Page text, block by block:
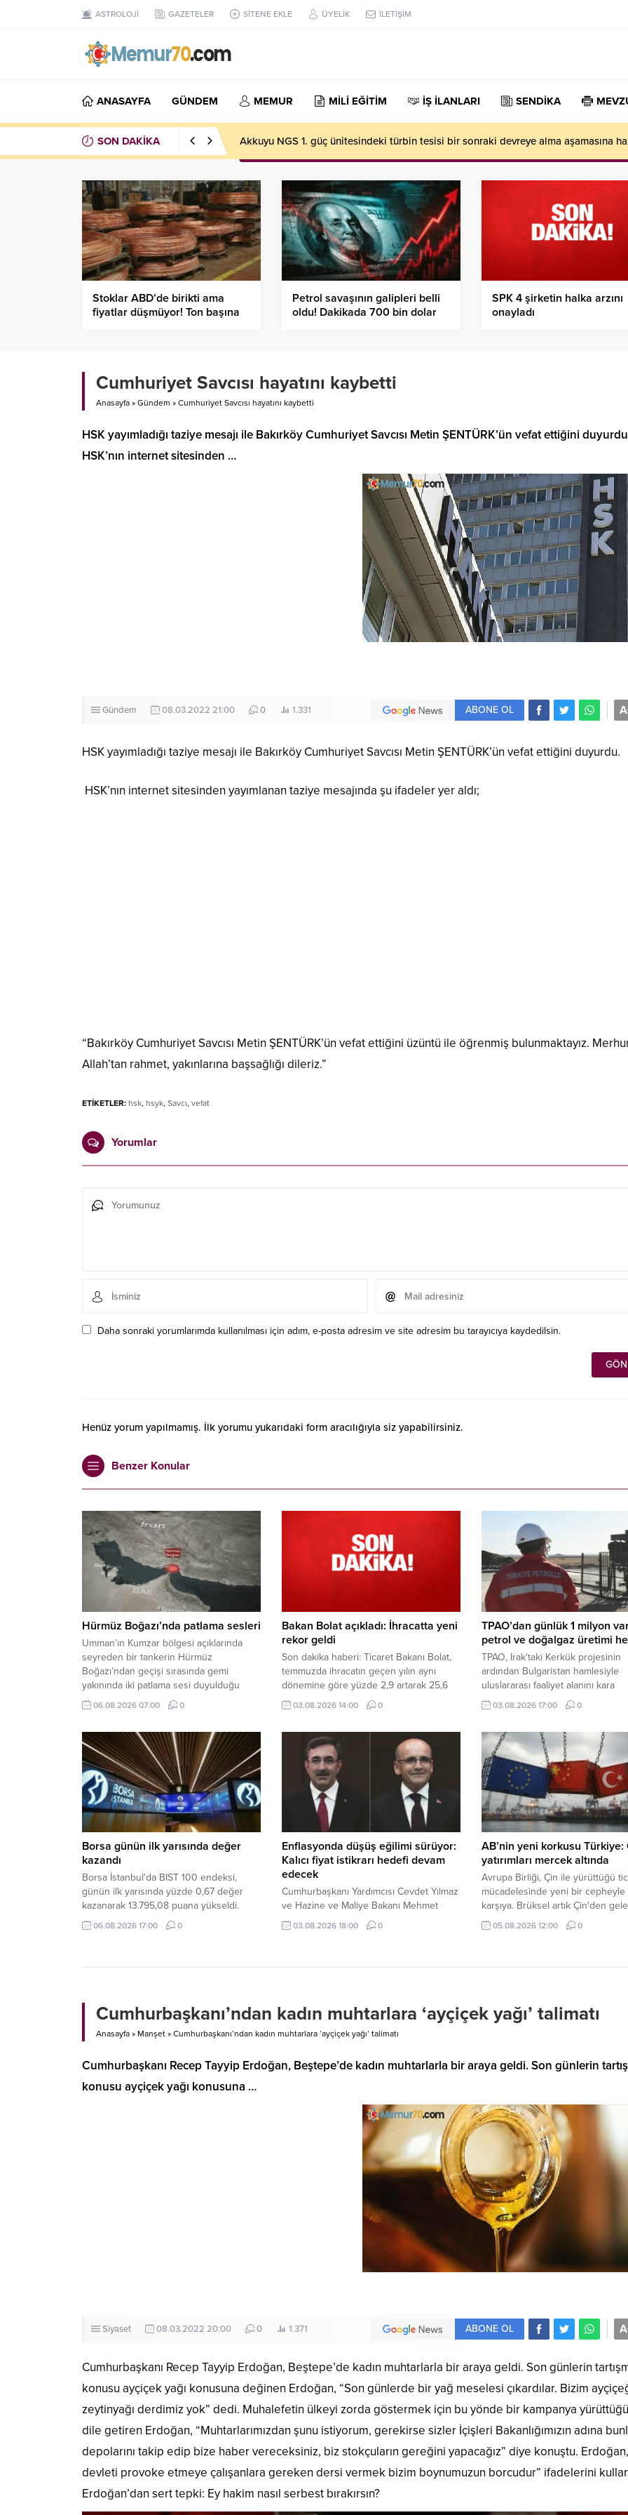
ASTROLOJİ GAZETELER SİTENE EKLE ÜYELİK İLETİŞİM
ANASAYFA GÜNDEM MEMUR MİLİ EĞİTİM İŞ İLANLARI SENDİKA
SON DAKİKA Akkuyu NGS 1. güç ünitesindeki türbin tesisi bir sonraki devreye alma aşamasına
Stoklar ABD’de birikti ama
fiyatlar düşmüyor! Ton başına
Petrol savaşının galipleri belli
oldu! Dakikada 700 bin dolar
SPK 4 şirketin halka arzını
onayladı
Cumhuriyet Savcısı hayatını kaybetti
Anasayfa » Gündem » Cumhuriyet Savcısı hayatını kaybetti
HSK yayımladığı taziye mesajı ile Bakırköy Cumhuriyet Savcısı Metin ŞENTÜRK’ün vefat ettiğini
HSK’nın internet sitesinden …
Gündem 08.03.2022 21:00 0 1.331 A
ABONE OL
HSK yayımladığı taziye mesajı ile Bakırköy Cumhuriyet Savcısı Metin ŞENTÜRK’ün vefat ettiğini duyurdu.
HSK’nın internet sitesinden yayımlanan taziye mesajında şu ifadeler yer aldı;
“Bakırköy Cumhuriyet Savcısı Metin ŞENTÜRK’ün vefat ettiğini üzüntü ile öğrenmiş bulunmaktayız.
Allah’tan rahmet, yakınlarına başsağlığı dileriz.”
ETİKETLER: hsk, hsyk, Savcı, vefat
Yorumlar
Daha sonraki yorumlarımda kullanılması için adım, e-posta adresim ve site adresim bu tarayıcıya kaydedilsin.
Henüz yorum yapılmamış. İlk yorumu yukarıdaki form aracılığıyla siz yapabilirsiniz.
Benzer Konular
Hürmüz Boğazı’nda patlama sesleri
Umman’ın Kumzar bölgesi açıklarında
seyreden bir tankerin Hürmüz
Boğazı’ndan geçişi sırasında gemi
yakınında iki patlama sesi duyulduğu
bildirildi.
06.08.2026 07:00 0
Bakan Bolat açıkladı: İhracatta yeni
rekor geldi
Son dakika haberi: Ticaret Bakanı Bolat,
temmuzda ihracatın geçen yılın aynı
dönemine göre yüzde 2,9 artarak 25,6
milyar dolara ulaştığını ve en yüksek
temmuz ayı ihracatına imza atıldığını
03.08.2026 14:00 0
TPAO’dan günlük 1 milyon
petrol ve doğalgaz üretimi
TPAO, Irak'taki Kerkük projesinin
ardından Bulgaristan hamlesiyle
uluslararası faaliyet alanını kara
üretiminden deniz arama
genişleterek sektördeki etkinliğini
03.08.2026 17:00 0
Borsa günün ilk yarısında değer
kazandı
Borsa İstanbul'da BIST 100 endeksi,
günün ilk yarısında yüzde 0,67 değer
kazanarak 13.795,08 puana yükseldi.
06.08.2026 17:00 0
Enflasyonda düşüş eğilimi sürüyor:
Kalıcı fiyat istikrarı hedefi devam
edecek
Cumhurbaşkanı Yardımcısı Cevdet Yılmaz
ve Hazine ve Maliye Bakanı Mehmet
Şimşek, temmuz ayı enflasyon verilerini
değerlendirdi. Ekonomi yönetimi, mali
03.08.2026 18:00 0
AB’nin yeni korkusu Türkiye:
yatırımları mercek altında
Avrupa Birliği, Çin ile yürüttüğü
mücadelesinde yeni bir cepheyle
karşıya. Brüksel artık Çin'den
ürünler kadar, Çinli şirketlerin
Fas'ta kurduğu üretim
05.08.2026 12:00 0
Cumhurbaşkanı’ndan kadın muhtarlara ‘ayçiçek yağı’ talimatı
Anasayfa » Manşet » Cumhurbaşkanı’ndan kadın muhtarlara ‘ayçiçek yağı’ talimatı
Cumhurbaşkanı Recep Tayyip Erdoğan, Beştepe’de kadın muhtarlarla bir araya geldi. Son günlerin
konusu ayçiçek yağı konusuna …
Siyaset 08.03.2022 20:00 0 1.371 A
ABONE OL
Cumhurbaşkanı Recep Tayyip Erdoğan, Beştepe’de kadın muhtarlarla bir araya geldi. Son günlerin
konusu ayçiçek yağı konusuna değinen Erdoğan, “Son günlerde bir yağ meselesi çıkardılar. Bizim
zeytinyağı derdimiz yok” dedi. Muhalefetin ülkeyi zorda göstermek için bu yönde bir kampanya
dile getiren Erdoğan, “Muhtarlarımızdan şunu istiyorum, gerekirse sizler İçişleri Bakanlığımızın adına
depolarını takip edip bize haber vereceksiniz, biz stokçuların gereğini yapacağız” diye konuştu.
devleti provoke etmeye çalışanlara gereken dersi vermek bizim boynumuzun borcudur” ifadelerini
Erdoğan’dan sert tepki: Ey hakim nasıl serbest bırakırsın?